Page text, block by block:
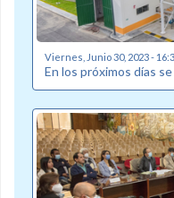
Viernes, Junio 30, 2023 -
En los próximos días